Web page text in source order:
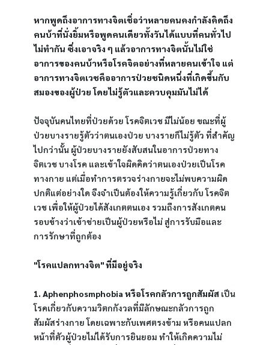
หากพูดถึงอาการทางจิตเชื่อว่าหลายคนคงกำลังคิดถึง
คนบ้าที่นั่งยิ้มหรือพูดคนเดียวทั้งวันได้แบบที่คนทั่วไป
ไม่ทำกัน ซึ่งเอาจริง ๆ แล้วอาการทางจิตนั้นไม่ใช่
อาการของคนบ้าหรือโรคจิตอย่างที่หลายคนเข้าใจ แต่
อาการทางจิตเวชคืออาการป่วยชนิดหนึ่งที่เกิดขึ้นกับ
สมองของผู้ป่วย โดยไม่รู้ตัวและควบคุมมันไม่ได้
ปัจจุบันคนไทยที่ป่วยด้วย โรคจิตเวช มีไม่น้อย ขณะที่ผู้
ป่วยบางรายรู้ตัวว่าตนเองป่วย บางรายก็ไม่รู้ตัว ที่สำคัญ
ไปกว่านั้น ผู้ป่วยบางรายยังสับสนในอาการป่วยทาง
จิตเวช บางโรค และเข้าใจผิดคิดว่าตนเองป่วยเป็นโรค
ทางกาย แต่เมื่อทำการตรวจร่างกายจะไม่พบความผิด
ปกติแต่อย่างใด จึงจำเป็นต้องให้ความรู้เกี่ยวกับ โรคจิต
เวช เพื่อให้ผู้ป่วยได้สังเกตตนเอง รวมถึงการสังเกตคน
รอบข้างว่าเข้าข่ายเป็นผู้ป่วยหรือไม่ สู่การรับมือและ
การรักษาที่ถูกต้อง
"โรคแปลกทางจิต" ที่มีอยู่จริง
1. Aphenphosmphobia หรือโรคกลัวการถูกสัมผัส เป็น
โรคเกี่ยวกับความวิตกกังวลที่มีลักษณะกลัวการถูก
สัมผัสร่างกาย โดยเฉพาะกับเพศตรงข้าม หรือคนแปลก
หน้าที่ตัวผู้ป่วยไม่ได้รับการยินยอม ทำให้เกิดความไม่